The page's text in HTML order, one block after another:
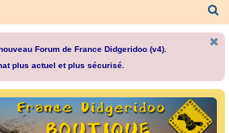
e
Forum de France Didgeridoo (v4).
plus actuel et plus sécurisé.